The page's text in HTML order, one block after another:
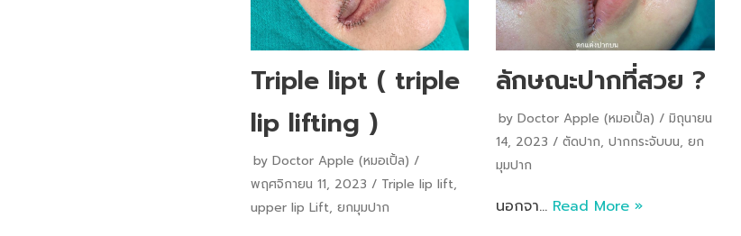
Triple lipt ( triple
lip lifting )
by Doctor Apple (หมอเปิ้ล)
พฤศจิกายน 11, 2023
Triple lip lift,
upper lip Lift, ยกมุมปาก
ลักษณะปากที่สวย ?
byDoctor Apple (หมอเปิ้ล)
มิถุนายน
14, 2023
ตัดปาก,ปากกระจับบน,ยก
มุมปาก
นอกจา… Read More »